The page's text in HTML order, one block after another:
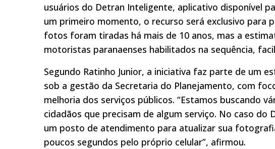
usuários do Detran Inteligente, aplicativo disponível
um primeiro momento, o recurso será exclusivo para
fotos foram tiradas há mais de 10 anos, mas a
motoristas paranaenses habilitados na sequência,
Segundo Ratinho Junior, a iniciativa faz parte de um
sob a gestão da Secretaria do Planejamento, com
melhoria dos serviços públicos. “Estamos buscando
cidadãos que precisam de algum serviço. No caso
um posto de atendimento para atualizar sua
poucos segundos pelo próprio celular”, afirmou.